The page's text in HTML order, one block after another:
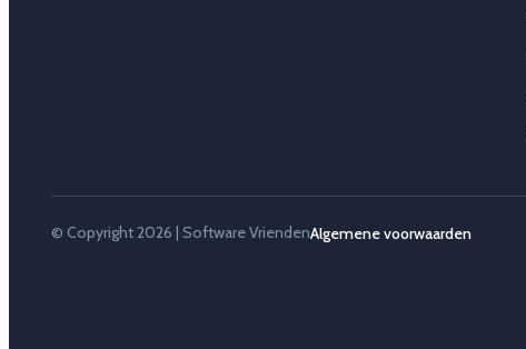
© Copyright 2026 | Software VriendenAlgemene voorwaarden